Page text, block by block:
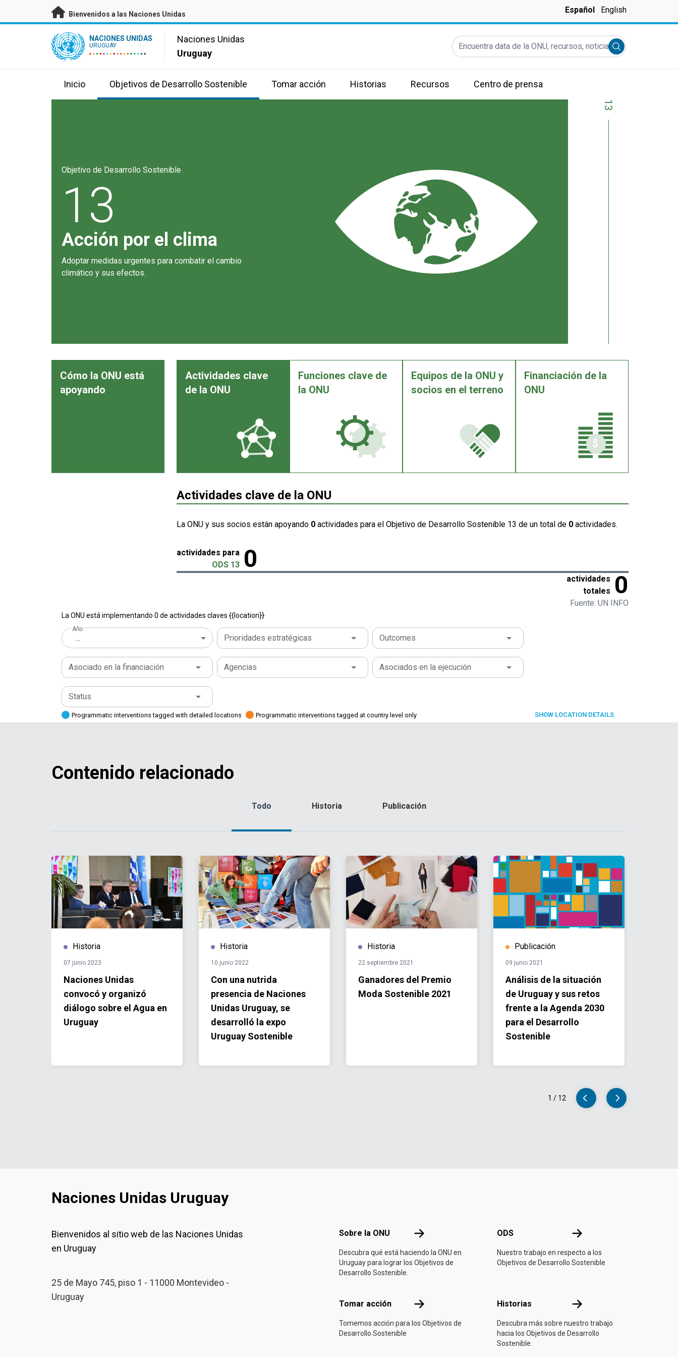
Saltar a contenido principal
Bienvenidos a las Naciones Unidas Español English
UN Logo NACIONES UNIDAS
URUGUAY
Naciones Unidas
Uruguay
Encuentra data de la ONU, recursos, noticias y más...
Submit search
Inicio Objetivos de Desarrollo Sostenible Tomar acción Historias Recursos Centro de prensa
Objetivo de Desarrollo Sostenible
13
Acción por el clima
Adoptar medidas urgentes para combatir el cambio
climático y sus efectos.
13
Cómo la ONU está
apoyando
Actividades clave
de la ONU
Funciones clave de
la ONU
Equipos de la ONU y
socios en el terreno
Financiación de la
ONU
Actividades clave de la ONU
La ONU y sus socios están apoyando 0 actividades para el Objetivo de Desarrollo Sostenible 13 de un total de 0 actividades.
actividades para
ODS 13 0
actividades
totales 0
Fuente: UN INFO
La ONU está implementando 0 de actividades claves {{location}}
Año
... Prioridades estratégicas Outcomes
Asociado en la financiación Agencias Asociados en la ejecución
Status
Programmatic interventions tagged with detailed locations Programmatic interventions tagged at country level only SHOW LOCATION DETAILS
Contenido relacionado
Todo Historia Publicación
Historia
07 junio 2023
Naciones Unidas
convocó y organizó
diálogo sobre el Agua en
Uruguay
Historia
10 junio 2022
Con una nutrida
presencia de Naciones
Unidas Uruguay, se
desarrolló la expo
Uruguay Sostenible
Historia
22 septiembre 2021
Ganadores del Premio
Moda Sostenible 2021
Publicación
09 junio 2021
Análisis de la situación
de Uruguay y sus retos
frente a la Agenda 2030
para el Desarrollo
Sostenible
1 / 12
Naciones Unidas Uruguay
Bienvenidos al sitio web de las Naciones Unidas
en Uruguay
25 de Mayo 745, piso 1 - 11000 Montevideo -
Uruguay
Sobre la ONU Sobre la ONU
Descubra qué está haciendo la ONU en
Uruguay para lograr los Objetivos de
Desarrollo Sostenible.
ODS ODS
Nuestro trabajo en respecto a los
Objetivos de Desarrollo Sostenible
Tomar acción Tomar acción
Tomemos acción para los Objetivos de
Desarrollo Sostenible
Historias Historias
Descubra más sobre nuestro trabajo
hacia los Objetivos de Desarrollo
Sostenible.